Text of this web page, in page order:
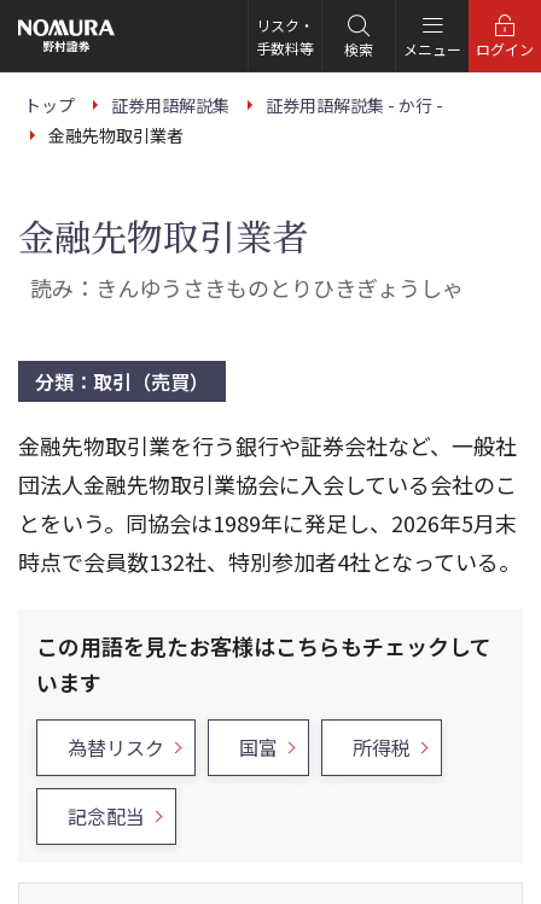
の
ー
リスク・
手数料等
検索 メニュー ログイン
トップ 証券用語解説集
証券用語解説集 - か行 -
金融先物取引業者
金融先物取引業者
読み：きんゆうさきものとりひきぎょうしゃ
分類：取引（売買）
金融先物取引業を行う銀行や証券会社など、一般社
団法人金融先物取引業協会に入会している会社のこ
とをいう。同協会は1989年に発足し、2026年5月末
時点で会員数132社、特別参加者4社となっている。
この用語を見たお客様はこちらもチェックして
います
為替リスク 国富 所得税
記念配当